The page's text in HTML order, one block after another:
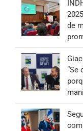
de
“Se